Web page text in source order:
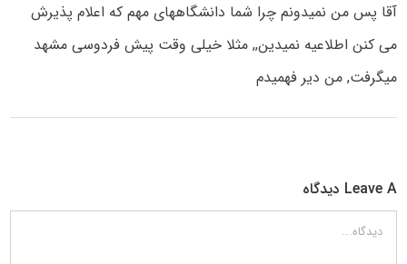
آقا پس من نمیدونم چرا شما دانشگاههاى مهم که اعلام پذیرش
مى کنن اطلاعیه نمیدین,, مثلا خیلى وقت پیش فردوسى مشهد
میگرفت, من دیر فهمیدم
Leave A دیدگاه
دیدگاه